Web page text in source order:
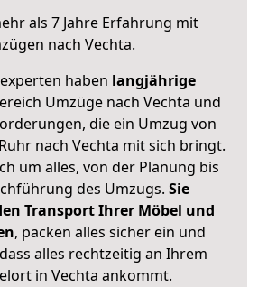
als 7 Jahre Erfahrung mit
nach Vechta.
haben langjährige
Umzüge nach Vechta und
die ein Umzug von
nach Vechta mit sich bringt.
um alles, von der Planung bis
des Umzugs. Sie
Transport Ihrer Möbel und
, packen alles sicher ein und
alles rechtzeitig an Ihrem
in Vechta ankommt.